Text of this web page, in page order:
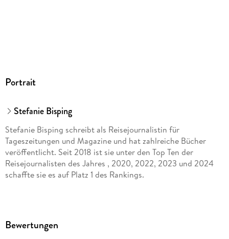
Portrait
Stefanie Bisping
Stefanie Bisping schreibt als Reisejournalistin für
Tageszeitungen und Magazine und hat zahlreiche Bücher
veröffentlicht. Seit 2018 ist sie unter den Top Ten der
Reisejournalisten des Jahres , 2020, 2022, 2023 und 2024
schaffte sie es auf Platz 1 des Rankings.
Bewertungen